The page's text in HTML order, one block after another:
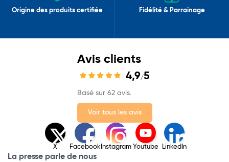
Origine des produits certifiée Fidélité & Parrainage
Avis clients
4,9/5
Basé sur 62 avis.
Voir tous les avis
X Facebook Instagram Youtube LinkedIn
La presse parle de nous